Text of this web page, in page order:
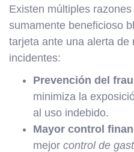
Existen múltiples
sumamente beneficioso
tarjeta ante una alerta de
incidentes:
Prevención del
minimiza la
al uso indebido.
Mayor control
mejor control de